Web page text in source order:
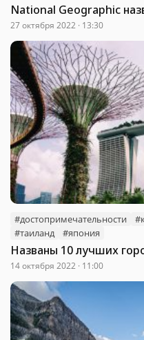
National Geographic
27 октября 2022 · 13:30
#достопримечательности
#таиланд
#япония
Названы 10 лучших
14 октября 2022 · 11:00